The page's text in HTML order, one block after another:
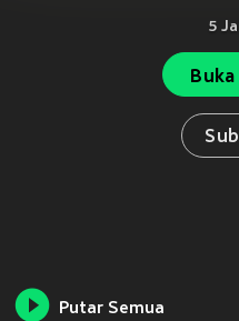
5
Buka
Putar Semua